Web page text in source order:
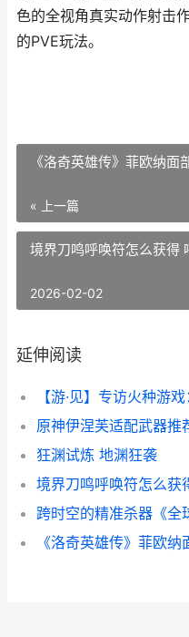
色的全视角真实动作射击
的PVE玩法。
《洛奇英雄传》菲欧纳
« 上一篇
境界刀鸣呼唤符怎么获得
2026-02-02
延伸阅读
【游·见】专访火种游
原神伊涅芙适配武器推
狂渊试炼 地渊狂袭
境界刀鸣呼唤符怎么获